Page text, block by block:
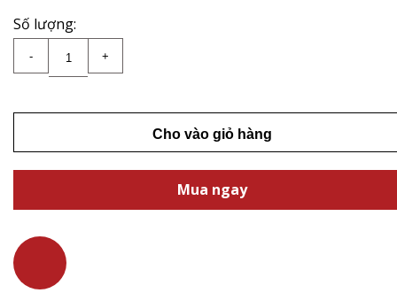
Số lượng:
- +
Cho vào giỏ hàng
Mua ngay